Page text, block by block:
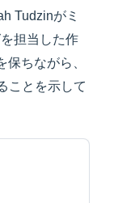
Tudzinがミ
担当した作
ちながら、
ことを示して